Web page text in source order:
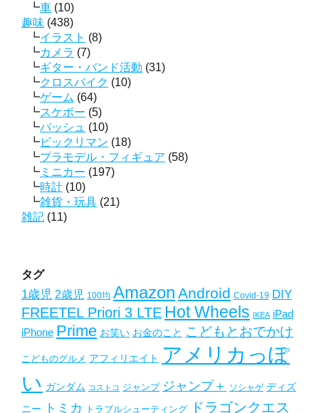
車 (10)
趣味 (438)
イラスト (8)
カメラ (7)
ギター・バンド活動 (31)
クロスバイク (10)
ゲーム (64)
スケボー (5)
バッシュ (10)
ビックリマン (18)
プラモデル・フィギュア (58)
ミニカー (197)
時計 (10)
雑貨・玩具 (21)
雑記 (11)
タグ
1歳児 2歳児 100均 Amazon Android Covid-19 DIY
FREETEL Priori 3 LTE Hot Wheels IKEA iPad
iPhone Prime お笑い お金のこと こどもとおでかけ
こどものグルメ アフィリエイト
アメリカっぽ
い ガンダム コストコ ジャンプ ジャンプ＋ ソシャゲ ディズ
ニー
トミカ トラブルシューティング ドラゴンクエス